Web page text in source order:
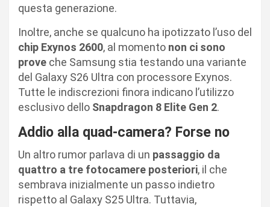
questa generazione.
Inoltre, anche se qualcuno ha ipotizzato l’uso del
chip Exynos 2600, al momento non ci sono
prove che Samsung stia testando una variante
del Galaxy S26 Ultra con processore Exynos.
Tutte le indiscrezioni finora indicano l’utilizzo
esclusivo dello Snapdragon 8 Elite Gen 2.
Addio alla quad-camera? Forse no
Un altro rumor parlava di un passaggio da
quattro a tre fotocamere posteriori, il che
sembrava inizialmente un passo indietro
rispetto al Galaxy S25 Ultra. Tuttavia,